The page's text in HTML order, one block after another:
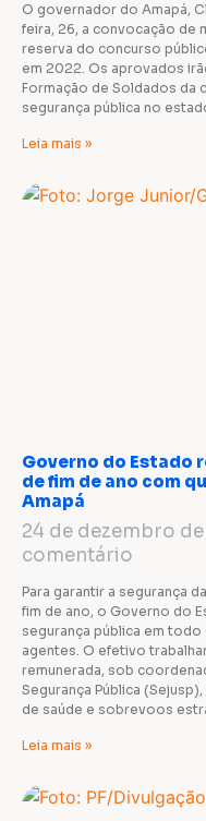
O governador do Amapá,
feira, 26, a convocação de
reserva do concurso
em 2022. Os aprovados
Formação de Soldados da
segurança pública no
Leia mais »
Governo do Estado
de fim de ano com
Amapá
24 de dezembro
comentário
Para garantir a segurança
fim de ano, o Governo do
segurança pública em
agentes. O efetivo
remunerada, sob
Segurança Pública
de saúde e sobrevoos
Leia mais »